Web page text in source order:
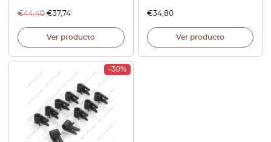
€44,40 €37,74
Ver producto
€34,80
Ver producto
-30%